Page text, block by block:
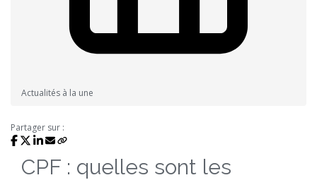
Actualités à la une
Partager sur :
CPF : quelles sont les